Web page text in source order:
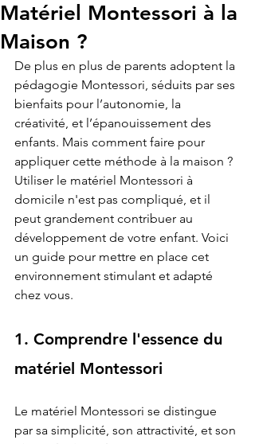
Matériel Montessori à la
Maison ?
De plus en plus de parents adoptent la
pédagogie Montessori, séduits par ses
bienfaits pour l’autonomie, la
créativité, et l’épanouissement des
enfants. Mais comment faire pour
appliquer cette méthode à la maison ?
Utiliser le matériel Montessori à
domicile n'est pas compliqué, et il
peut grandement contribuer au
développement de votre enfant. Voici
un guide pour mettre en place cet
environnement stimulant et adapté
chez vous.
1. Comprendre l'essence du
matériel Montessori
Le matériel Montessori se distingue
par sa simplicité, son attractivité, et son